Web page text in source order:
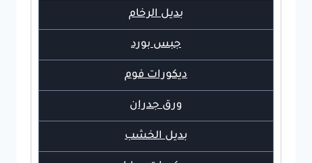
بديل الرخام
جبس بورد
ديكورات فوم
ورق جدران
بديل الخشب